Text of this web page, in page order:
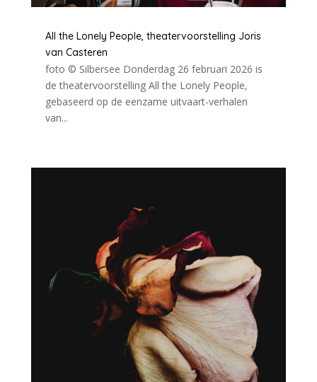
All the Lonely People, theatervoorstelling Joris
van Casteren
foto © Silbersee Donderdag 26 februari 2026 is
de theatervoorstelling All the Lonely People,
gebaseerd op de eenzame uitvaart-verhalen
van...